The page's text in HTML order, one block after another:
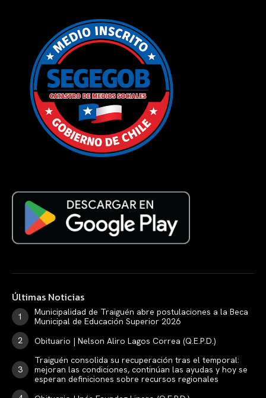
Últimas Noticias
Municipalidad de Traiguén abre postulaciones a la Beca
Municipal de Educación Superior 2026
Obituario | Nelson Aliro Lagos Correa (Q.E.P.D.)
Traiguén consolida su recuperación tras el temporal:
mejoran las condiciones, continúan las ayudas y hoy se
esperan definiciones sobre recursos regionales